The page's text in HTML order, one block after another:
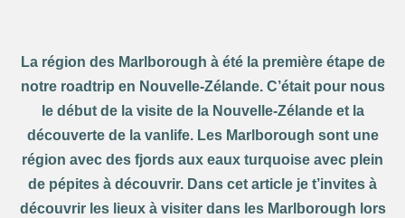
La région des Marlborough à été la première étape de
notre roadtrip en Nouvelle-Zélande. C’était pour nous
le début de la visite de la Nouvelle-Zélande et la
découverte de la vanlife. Les Marlborough sont une
région avec des fjords aux eaux turquoise avec plein
de pépites à découvrir. Dans cet article je t’invites à
découvrir les lieux à visiter dans les Marlborough lors